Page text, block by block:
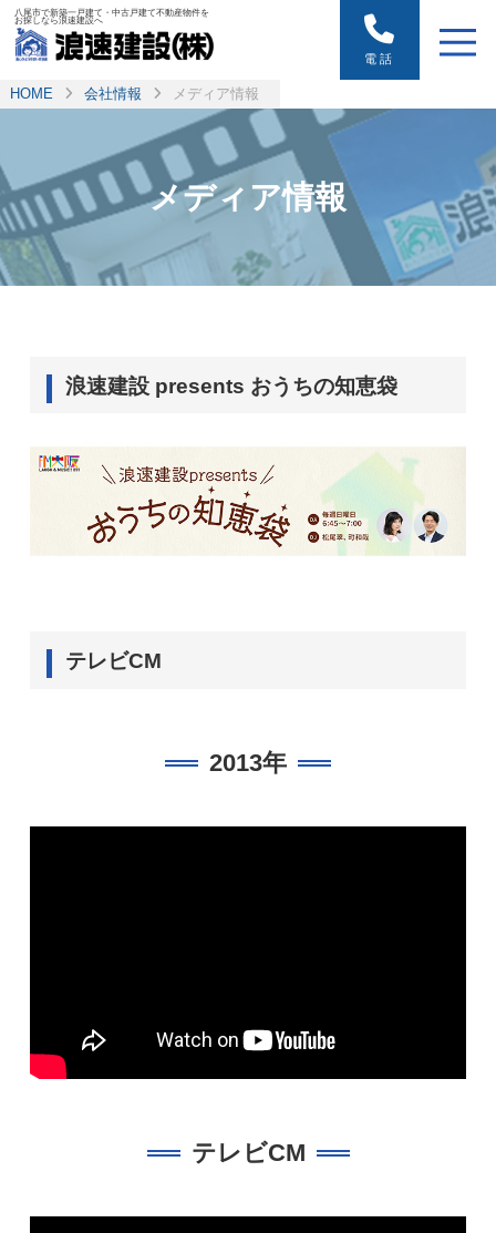
八尾市で新築一戸建て・中古戸建て不動産物件を
お探しなら浪速建設へ
電話
HOME 会社情報 メディア情報
メディア情報
浪速建設 presents おうちの知恵袋
テレビCM
2013年
テレビCM